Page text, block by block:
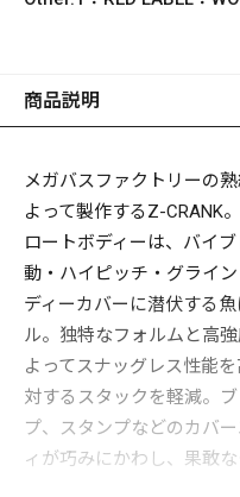
商品説明
メガバスファクトリーの
よって製作するZ-CRANK
ロートボディーは、バイ
動・ハイピッチ・グライ
ディーカバーに潜伏する
ル。独特なフォルムと高
よってスナッグレス性能
対するスタックを軽減。
プ、スタンプなどのカバ
ィが巧みにかわし、果敢